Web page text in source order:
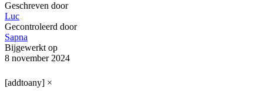
Geschreven door
Luc
Gecontroleerd door
Sapna
Bijgewerkt op
8 november 2024
[addtoany] ×